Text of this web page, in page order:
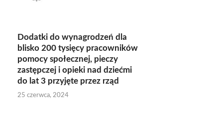
Dodatki do wynagrodzeń dla
blisko 200 tysięcy pracowników
pomocy społecznej, pieczy
zastępczej i opieki nad dziećmi
do lat 3 przyjęte przez rząd
25 czerwca, 2024